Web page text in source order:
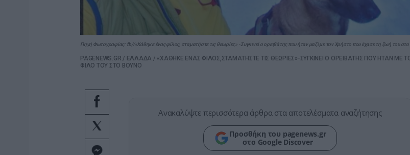
Πηγή Φωτογραφίας: fb//«Χάθηκε ένας φίλος, σταματήστε τις θεωρίες» - Συγκινεί ο ορειβάτης που ήταν μαζί με τον Χρήστο που έχασε τη ζωή του
PAGENEWS.GR / ΕΛΛΑΔΑ / «ΧΑΘΗΚΕ ΕΝΑΣ ΦΙΛΟΣ,ΣΤΑΜΑΤΗΣΤΕ ΤΙΣ ΘΕΩΡΙΕΣ»-ΣΥΓΚΙΝΕΙ Ο ΟΡΕΙΒΑΤΗΣ ΠΟΥ ΗΤΑΝ ΜΕ
ΦΙΛΟ ΤΟΥ ΣΤΟ ΒΟΥΝΟ
Ανακαλύψτε περισσότερα άρθρα στα αποτελέσματα αναζήτησης
Προσθήκη του pagenews.gr
στο Google Discover